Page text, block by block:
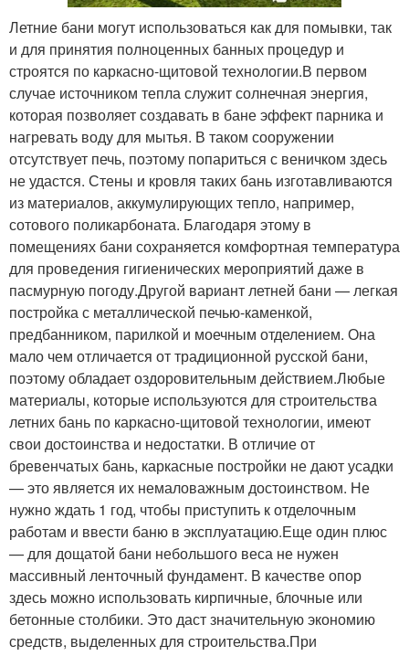
Летние бани могут использоваться как для помывки, так
и для принятия полноценных банных процедур и
строятся по каркасно-щитовой технологии.В первом
случае источником тепла служит солнечная энергия,
которая позволяет создавать в бане эффект парника и
нагревать воду для мытья. В таком сооружении
отсутствует печь, поэтому попариться с веничком здесь
не удастся. Стены и кровля таких бань изготавливаются
из материалов, аккумулирующих тепло, например,
сотового поликарбоната. Благодаря этому в
помещениях бани сохраняется комфортная температура
для проведения гигиенических мероприятий даже в
пасмурную погоду.Другой вариант летней бани — легкая
постройка с металлической печью-каменкой,
предбанником, парилкой и моечным отделением. Она
мало чем отличается от традиционной русской бани,
поэтому обладает оздоровительным действием.Любые
материалы, которые используются для строительства
летних бань по каркасно-щитовой технологии, имеют
свои достоинства и недостатки. В отличие от
бревенчатых бань, каркасные постройки не дают усадки
— это является их немаловажным достоинством. Не
нужно ждать 1 год, чтобы приступить к отделочным
работам и ввести баню в эксплуатацию.Еще один плюс
— для дощатой бани небольшого веса не нужен
массивный ленточный фундамент. В качестве опор
здесь можно использовать кирпичные, блочные или
бетонные столбики. Это даст значительную экономию
средств, выделенных для строительства.При